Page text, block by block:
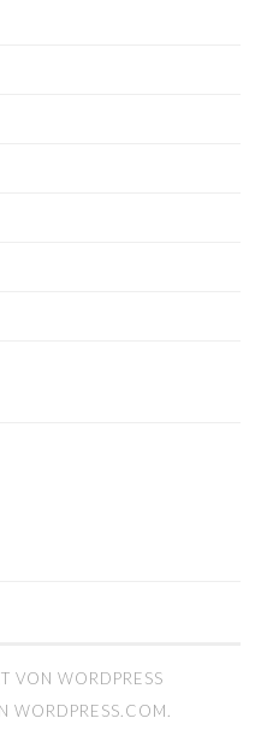
VON WORDPRESS
WORDPRESS.COM